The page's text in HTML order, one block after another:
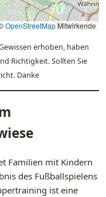
OpenStreetMapMitwirkende
erhoben, haben
Richtigkeit. Sollten Sie
Danke
Familien mit Kindern
des Fußballspielens
ist eine